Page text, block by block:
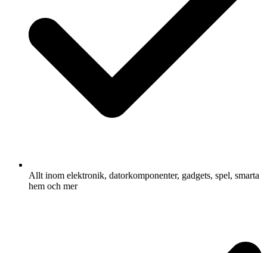
Allt inom elektronik, datorkomponenter, gadgets, spel, smarta
hem och mer